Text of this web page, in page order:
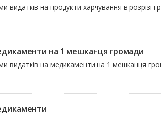
видатків на продукти харчування в розрізі
на 1 мешканця громади
видатків на медикаменти на 1 мешканця